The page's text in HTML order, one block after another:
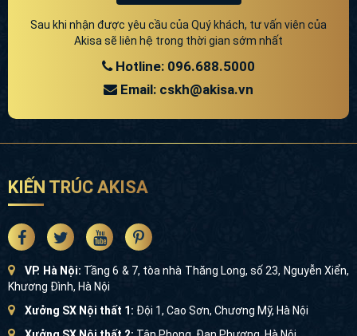
Thiết kế nhà biệt thự 3 tầng 2 mặt tiền phong cách tân cổ
điển châu Âu sang trọng, quý phái
Sau khi nhận được yêu cầu của Quý khách, tư vấn viên của
Akisa sẽ liên hệ trong thời gian sớm nhất
Hotline: 096.688.5000
Email: cskh@akisa.vn
KIẾN TRÚC AKISA
VP. Hà Nội: Tầng 6 & 7, tòa nhà Thăng Long, số 23, Nguyễn Xiển,
Khương Đình, Hà Nội
Xưởng SX Nội thất 1: Đội 1, Cao Sơn, Chương Mỹ, Hà Nội